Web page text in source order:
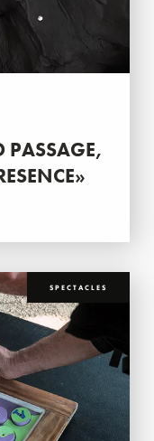
PASSAGE,
SPECTACLES